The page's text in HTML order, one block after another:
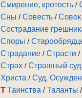
Смирение, кротость /
Сны /Совесть /Совок
Сострадание
Споры /
Страдание /Страсти /
Страх /Страшный
Христа /Суд,
Т Таинства /Таланты